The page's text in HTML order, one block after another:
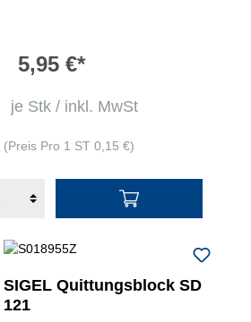
5,95 €*
je Stk / inkl. MwSt
(Preis Pro 1 ST 0,15 €)
SIGEL Quittungsblock SD
121